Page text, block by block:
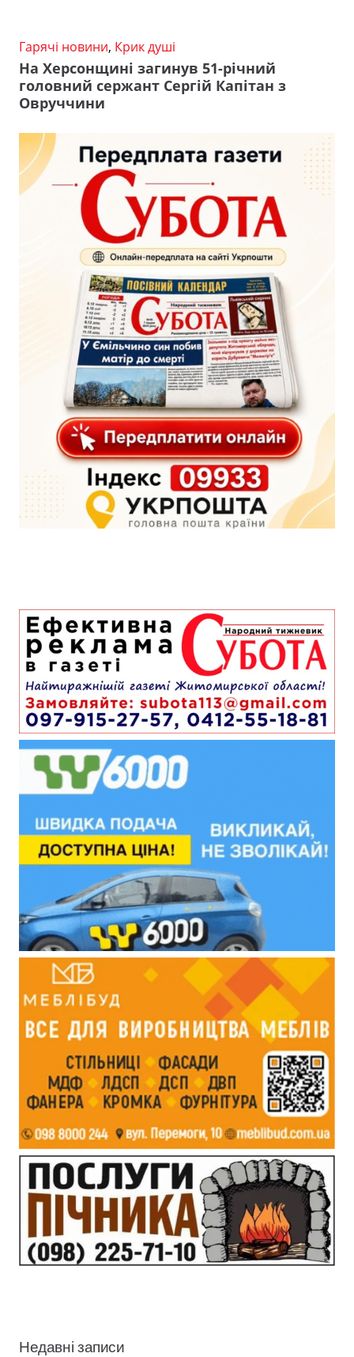
Гарячі новини, Крик душі
На Херсонщині загинув 51-річний
головний сержант Сергій Капітан з
Овруччини
Недавні записи